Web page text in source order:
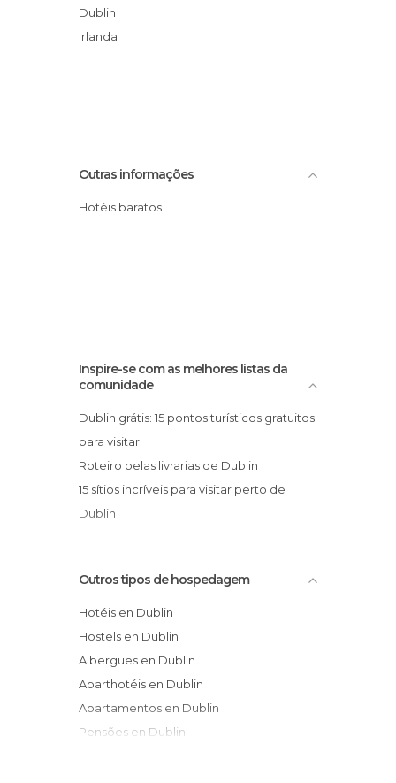
Dublin
Irlanda
Outras informações
Hotéis baratos
Inspire-se com as melhores listas da
comunidade
Dublin grátis: 15 pontos turísticos gratuitos
para visitar
Roteiro pelas livrarias de Dublin
15 sítios incríveis para visitar perto de
Dublin
Outros tipos de hospedagem
Hotéis en Dublin
Hostels en Dublin
Albergues en Dublin
Aparthotéis en Dublin
Apartamentos en Dublin
Pensões en Dublin